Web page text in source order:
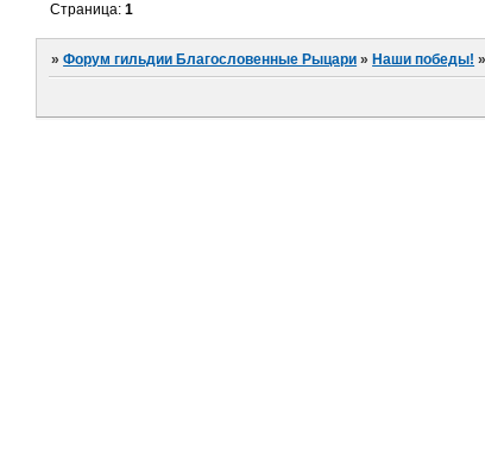
Страница:1
»Форум гильдии Благословенные Рыцари »Наши победы!